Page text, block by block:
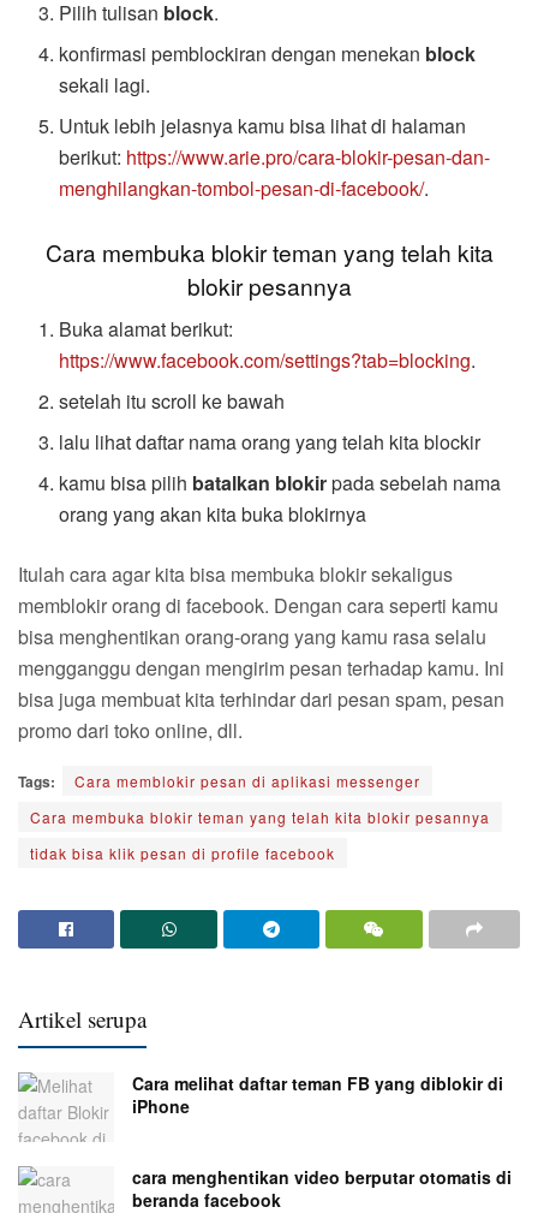
Pilih tulisan block.
konfirmasi pemblockiran dengan menekan block
sekali lagi.
Untuk lebih jelasnya kamu bisa lihat di halaman
berikut: https://www.arie.pro/cara-blokir-pesan-dan-
menghilangkan-tombol-pesan-di-facebook/.
Cara membuka blokir teman yang telah kita
blokir pesannya
Buka alamat berikut:
https://www.facebook.com/settings?tab=blocking.
setelah itu scroll ke bawah
lalu lihat daftar nama orang yang telah kita blockir
kamu bisa pilih batalkan blokirpada sebelah nama
orang yang akan kita buka blokirnya
Itulah cara agar kita bisa membuka blokir sekaligus
memblokir orang di facebook. Dengan cara seperti kamu
bisa menghentikan orang-orang yang kamu rasa selalu
mengganggu dengan mengirim pesan terhadap kamu. Ini
bisa juga membuat kita terhindar dari pesan spam, pesan
promo dari toko online, dll.
Tags:
Cara memblokir pesan di aplikasi messenger
Cara membuka blokir teman yang telah kita blokir pesannya
tidak bisa klik pesan di profile facebook
Artikel serupa
Cara melihat daftar teman FB yang diblokir di
iPhone
cara menghentikan video berputar otomatis di
beranda facebook